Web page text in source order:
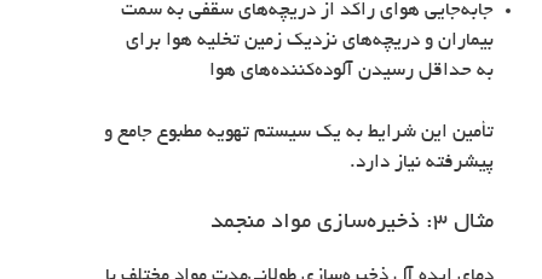
جابه‌جایی هوای راکد از دریچه‌های سقفی به سمت
بیماران و دریچه‌های نزدیک زمین تخلیه هوا برای
به حداقل رسیدن آلوده‌کننده‌های هوا
تأمین این شرایط به یک سیستم تهویه مطبوع جامع و
پیشرفته نیاز دارد.
مثال ۳: ذخیره‌سازی مواد منجمد